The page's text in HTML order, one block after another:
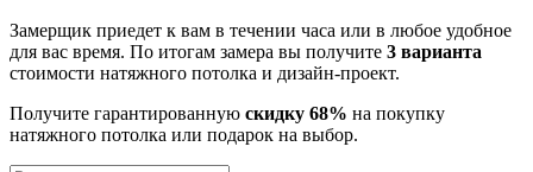
Замерщик приедет к вам в течении часа или в любое удобное
для вас время. По итогам замера вы получите 3 варианта
стоимости натяжного потолка и дизайн-проект.
Получите гарантированную скидку 68% на покупку
натяжного потолка или подарок на выбор.